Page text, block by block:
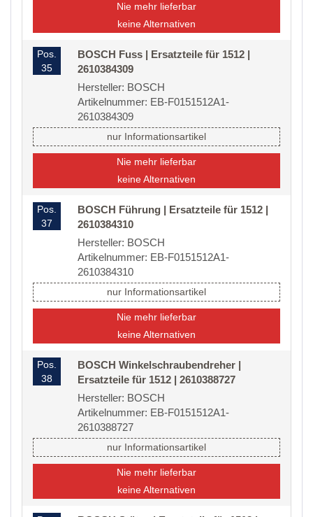
Nie mehr lieferbar
keine Alternativen
Pos.
35
BOSCH Fuss | Ersatzteile für 1512 |
2610384309
Hersteller: BOSCH
Artikelnummer: EB-F0151512A1-
2610384309
nur Informationsartikel
Nie mehr lieferbar
keine Alternativen
Pos.
37
BOSCH Führung | Ersatzteile für 1512 |
2610384310
Hersteller: BOSCH
Artikelnummer: EB-F0151512A1-
2610384310
nur Informationsartikel
Nie mehr lieferbar
keine Alternativen
Pos.
38
BOSCH Winkelschraubendreher |
Ersatzteile für 1512 | 2610388727
Hersteller: BOSCH
Artikelnummer: EB-F0151512A1-
2610388727
nur Informationsartikel
Nie mehr lieferbar
keine Alternativen